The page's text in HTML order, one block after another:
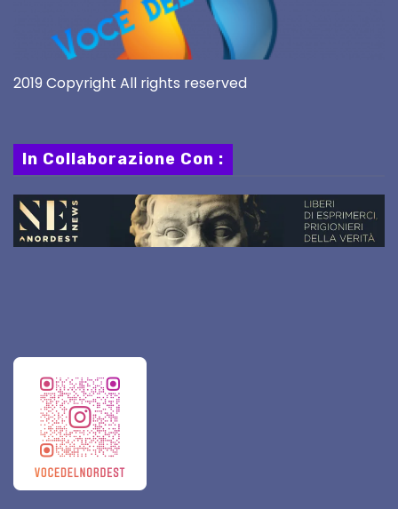
2019 Copyright All rights reserved
In Collaborazione Con :